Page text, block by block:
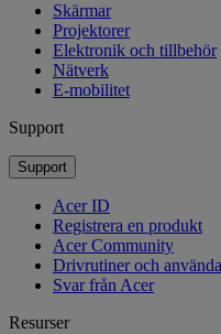
Skärmar
Projektorer
Elektronik och tillbehör
Nätverk
E-mobilitet
Support
Support
Acer ID
Registrera en produkt
Acer Community
Drivrutiner och
Svar från Acer
Resurser